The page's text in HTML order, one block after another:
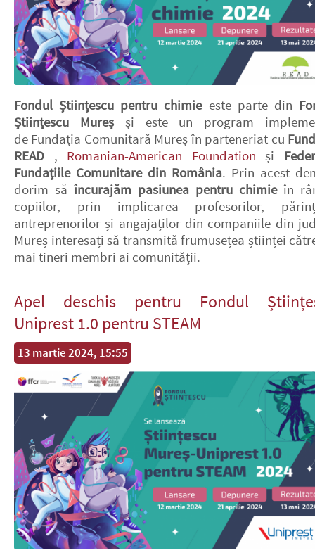
Fondul Științescu pentru chimieeste parte din
Științescu Mureșși este un program
de Fundația Comunitară Mureș în parteneriat cu
READ , Romanian-American Foundation și
Fundaţiile Comunitare din România. Prin acest
dorim să încurajăm pasiunea pentru chimieîn
copiilor, prin implicarea profesorilor,
antreprenorilor și angajaților din companiile din
Mureș interesați să transmită frumusețea științei
mai tineri membri ai comunității.
Apel deschis pentru Fondul
Uniprest 1.0 pentru STEAM
13 martie 2024, 15:55